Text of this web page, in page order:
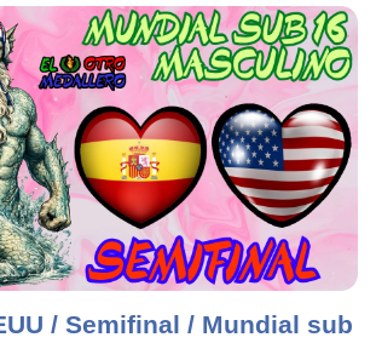
/ Semifinal / Mundial sub